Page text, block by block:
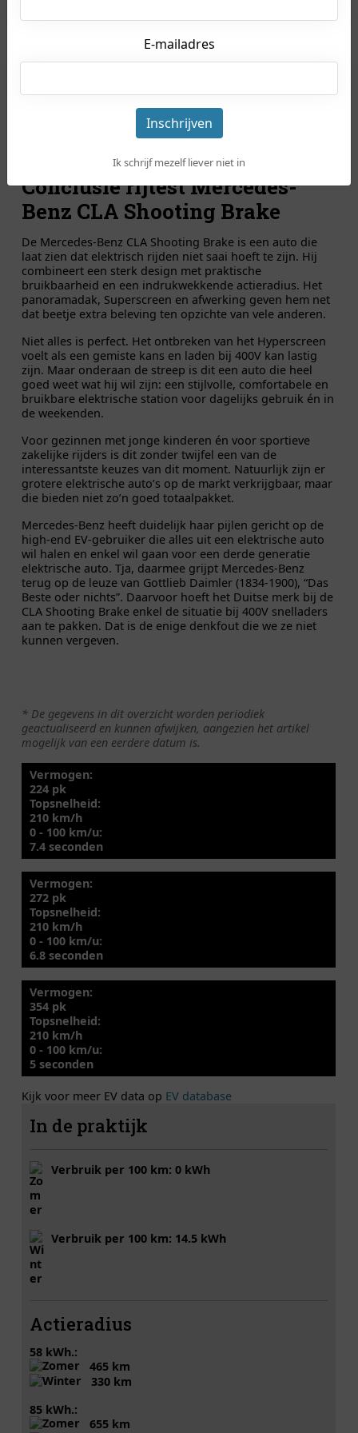
E-mailadres
Inschrijven
Ik schrijf mezelf liever niet in
Conclusie rijtest Mercedes-
Benz CLA Shooting Brake
De Mercedes-Benz CLA Shooting Brake is een auto die
laat zien dat elektrisch rijden niet saai hoeft te zijn. Hij
combineert een sterk design met praktische
bruikbaarheid en een indrukwekkende actieradius. Het
panoramadak, Superscreen en afwerking geven hem net
dat beetje extra beleving ten opzichte van vele anderen.
Niet alles is perfect. Het ontbreken van het Hyperscreen
voelt als een gemiste kans en laden bij 400V kan lastig
zijn. Maar onderaan de streep is dit een auto die heel
goed weet wat hij wil zijn: een stijlvolle, comfortabele en
bruikbare elektrische station voor dagelijks gebruik én in
de weekenden.
Voor gezinnen met jonge kinderen én voor sportieve
zakelijke rijders is dit zonder twijfel een van de
interessantste keuzes van dit moment. Natuurlijk zijn er
grotere elektrische auto’s op de markt verkrijgbaar, maar
die bieden niet zo’n goed totaalpakket.
Mercedes-Benz heeft duidelijk haar pijlen gericht op de
high-end EV-gebruiker die alles uit een elektrische auto
wil halen en enkel wil gaan voor een derde generatie
elektrische auto. Tja, daarmee grijpt Mercedes-Benz
terug op de leuze van Gottlieb Daimler (1834-1900), “Das
Beste oder nichts”. Daarvoor hoeft het Duitse merk bij de
CLA Shooting Brake enkel de situatie bij 400V snelladers
aan te pakken. Dat is de enige denkfout die we ze niet
kunnen vergeven.
* De gegevens in dit overzicht worden periodiek
geactualiseerd en kunnen afwijken, aangezien het artikel
mogelijk van een eerdere datum is.
Vermogen:
224 pk
Topsnelheid:
210 km/h
0 - 100 km/u:
7.4 seconden
Vermogen:
272 pk
Topsnelheid:
210 km/h
0 - 100 km/u:
6.8 seconden
Vermogen:
354 pk
Topsnelheid:
210 km/h
0 - 100 km/u:
5 seconden
Kijk voor meer EV data op EV database
In de praktijk
Verbruik per 100 km: 0 kWh
Verbruik per 100 km: 14.5 kWh
Actieradius
58 kWh.:
465 km
330 km
85 kWh.:
655 km